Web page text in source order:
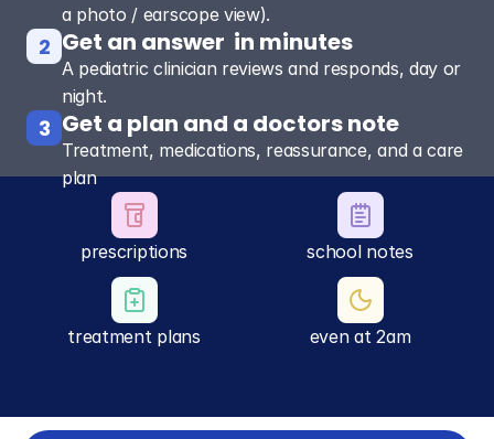
a photo / earscope view).
2 Get an answer  in minutes
A pediatric clinician reviews and responds, day or
night.
3 Get a plan and a doctors note
Treatment, medications, reassurance, and a care
plan
prescriptions school notes
treatment plans even at 2am